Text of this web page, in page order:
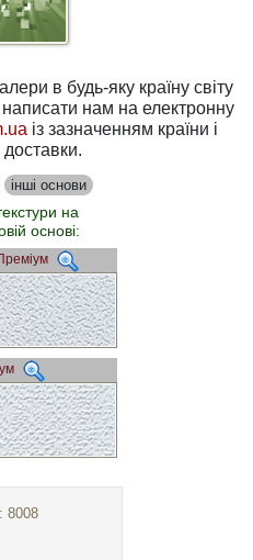
в будь-яку країну світу
із зазначенням країни і
доставки.
інші основи
на
основі:
8008